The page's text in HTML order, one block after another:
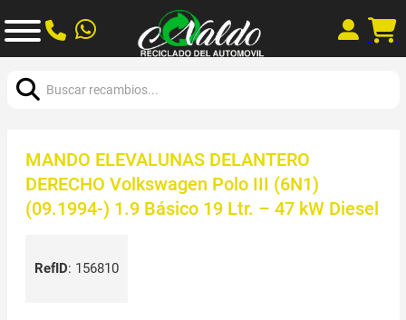
MANDO ELEVALUNAS DELANTERO
DERECHO Volkswagen Polo III (6N1)
(09.1994-) 1.9 Básico 19 Ltr. – 47 kW Diesel
RefID: 156810